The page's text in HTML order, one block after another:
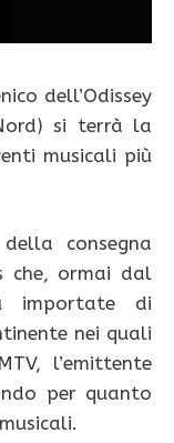
dell’Odissey
si terrà la
musicali più
consegna
che, ormai dal
importate di
nei quali
l’emittente
per quanto